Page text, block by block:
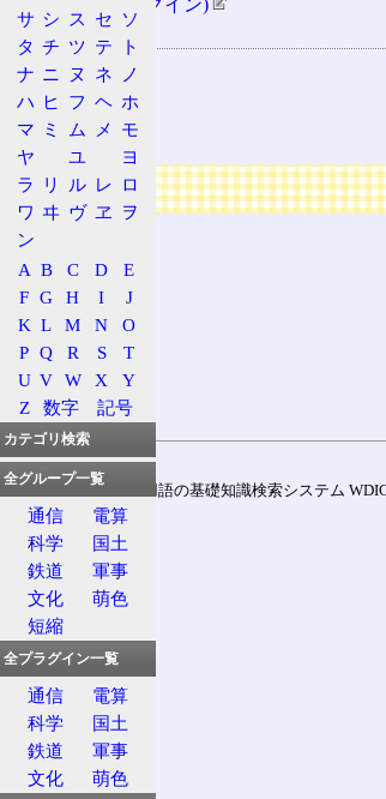
関連する用語
gpsOne
cdmaOne
GPS
広告
通信用語の基礎知識検索システム
サ シ ス セ ソ
タ チ ツ テ
ト
ナ ニ ヌ ネ
ノ
ハ ヒ フ ヘ ホ
マ ミ ム メ
モ
ヤ
ユ
ヨ
ラ
リ ル レ ロ
ワ ヰ ヴ ヱ
ヲ
ン
A B C D
E
F G H I
J
K L M N
O
P Q R S
T
U V W X
Y
Z
数字 記号
カテゴリ検索
全グループ一覧
通信
電算
科学
国土
鉄道
軍事
文化
萌色
短縮
全プラグイン一覧
通信
電算
科学
国土
鉄道
軍事
文化
萌色